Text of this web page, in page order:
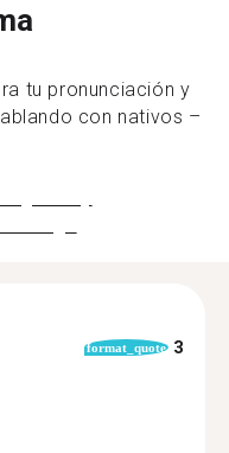
tu pronunciación y
con nativos –
format_quote 3